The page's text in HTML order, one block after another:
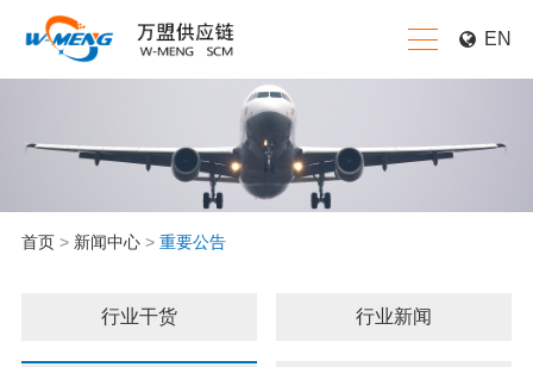
EN
首页> 新闻中心> 重要公告
行业干货 行业新闻